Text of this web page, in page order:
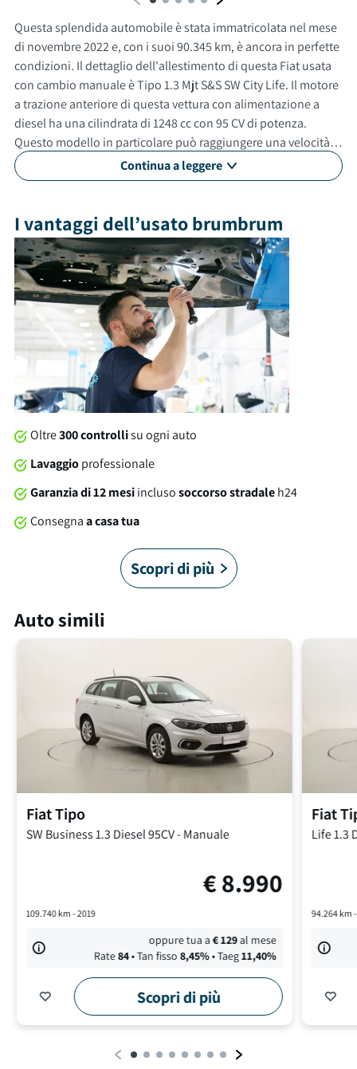
Questa splendida automobile è stata immatricolata nel mese
di novembre 2022 e, con i suoi 90.345 km, è ancora in perfette
condizioni. Il dettaglio dell'allestimento di questa Fiat usata
con cambio manuale è Tipo 1.3 Mjt S&S SW City Life. Il motore
a trazione anteriore di questa vettura con alimentazione a
diesel ha una cilindrata di 1248 cc con 95 CV di potenza.
Questo modello in particolare può raggiungere una velocità
massima di 180 km/h. Con un consumo medio di 4.4 litri ogni
100 km. Questa auto usata è adatta anche per neopatentati.
di colore nero. La vettura ha 5 porte, 5 posti a sedere e un
bagagliaio con capacità di 550 litri. Tra gli optional e le
dotazioni troviamo: cerchi in lega, retrocamera, usb e molto
altro ancora. Al momento della consegna, questa automobile
sarà soggetta a lavaggio professionale compreso nel prezzo.
Su tutte le nostre auto offriamo una garanzia brumbrum di 12
mesi dalla consegna con soccorso stradale 24/7 in Italia e in
Europa. Sei pronto a partire?
Continua a leggere
I vantaggi dell’usato brumbrum
Oltre300 controllisu ogni auto
Lavaggioprofessionale
Garanzia di 12 mesiinclusosoccorso stradaleh24
Consegnaa casa tua
Scopri di più
Auto simili
FiatTipo
SW Business1.3 Diesel 95CV-Manuale
€8.990
109.740km - 2019
oppure tua a€129al mese
Rate84• Tan fisso 8,45%• Taeg11,40%
Scopri di più
Fiat
Life1.3
94.264km